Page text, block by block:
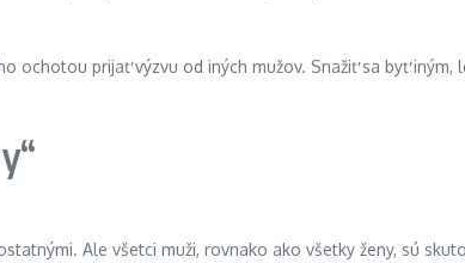
ochotou prijať výzvu od iných mužov. Snažiť sa byť
Ale všetci muži, rovnako ako všetky ženy, sú